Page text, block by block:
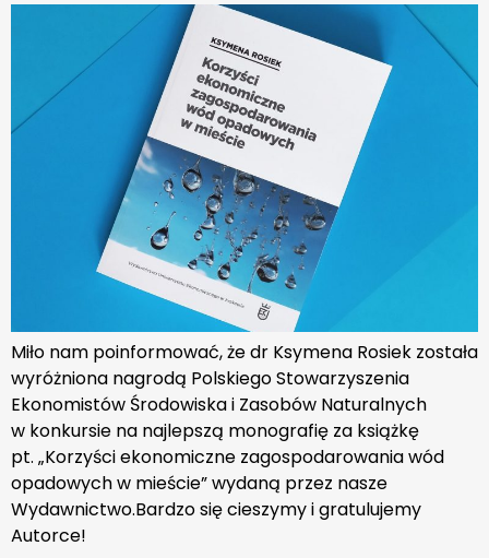
Miło nam poinformować, że dr Ksymena Rosiek została
wyróżniona nagrodą Polskiego Stowarzyszenia
Ekonomistów Środowiska i Zasobów Naturalnych
w konkursie na najlepszą monografię za książkę
pt. „Korzyści ekonomiczne zagospodarowania wód
opadowych w mieście” wydaną przez nasze
Wydawnictwo.Bardzo się cieszymy i gratulujemy
Autorce!